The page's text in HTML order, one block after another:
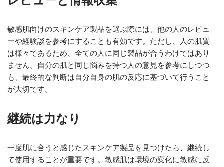
敏感肌向けのスキンケア製品を選ぶ際には、他の人のレビュ
ーや経験談を参考にすることも有効です。ただし、人の肌質
は様々であるため、全ての人に同じ製品が合うわけではあり
ません。自分の肌と同じ悩みを持つ人の意見を参考にしつつ
も、最終的な判断は自分自身の肌の反応に基づいて行うこと
が大切です。
継続は力なり
一度肌に合うと感じたスキンケア製品を見つけたら、継続し
て使用することが重要です。敏感肌は環境の変化に敏感に反